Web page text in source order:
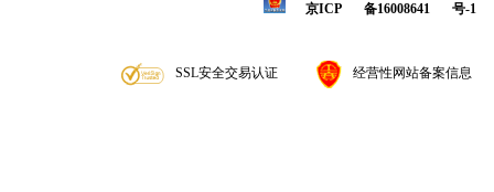
京ICP
备16008641 号-1
SSL安全交易认证 经营性网站备案信息